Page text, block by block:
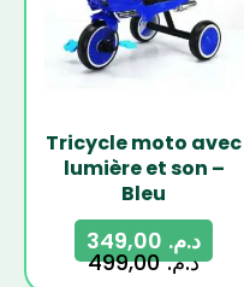
Tricycle moto avec
lumière et son –
Bleu
د.م.499,00
د.م.